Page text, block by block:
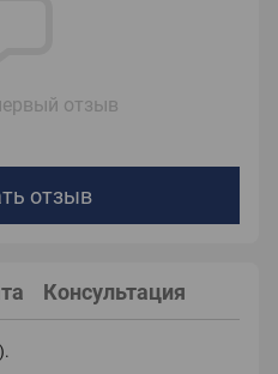
отзыв
отзыв
Консультация